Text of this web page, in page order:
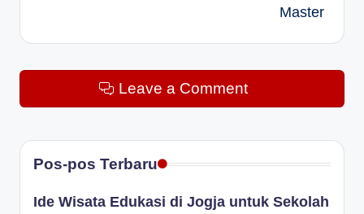
Master
Leave a Comment
Pos-pos Terbaru
Ide Wisata Edukasi di Jogja untuk Sekolah